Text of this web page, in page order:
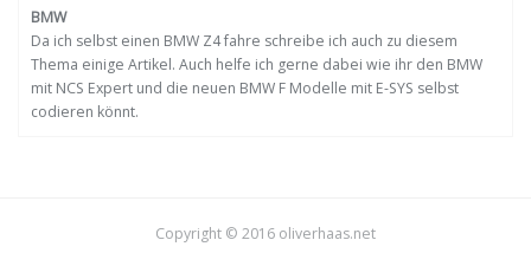
BMW
Da ich selbst einen BMW Z4 fahre schreibe ich auch zu diesem
Thema einige Artikel. Auch helfe ich gerne dabei wie ihr den BMW
mit NCS Expert und die neuen BMW F Modelle mit E-SYS selbst
codieren könnt.
Copyright © 2016 oliverhaas.net